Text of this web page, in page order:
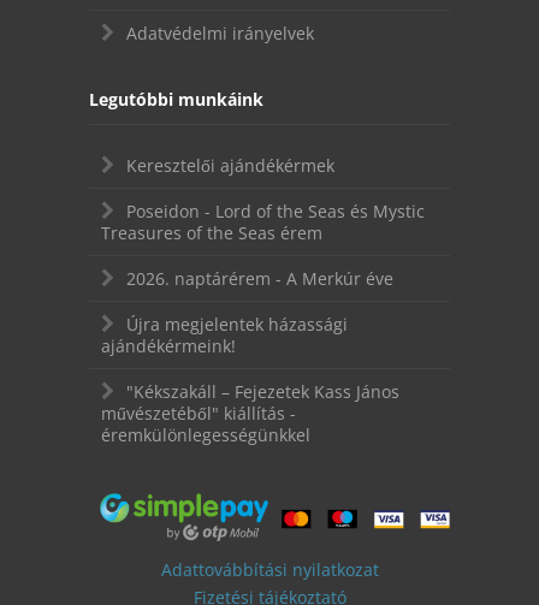
Adatvédelmi irányelvek
Legutóbbi munkáink
Keresztelői ajándékérmek
Poseidon - Lord of the Seas és Mystic
Treasures of the Seas érem
2026. naptárérem - A Merkúr éve
Újra megjelentek házassági
ajándékérmeink!
"Kékszakáll – Fejezetek Kass János
művészetéből" kiállítás -
éremkülönlegességünkkel
Adattovábbítási nyilatkozat
Fizetési tájékoztató